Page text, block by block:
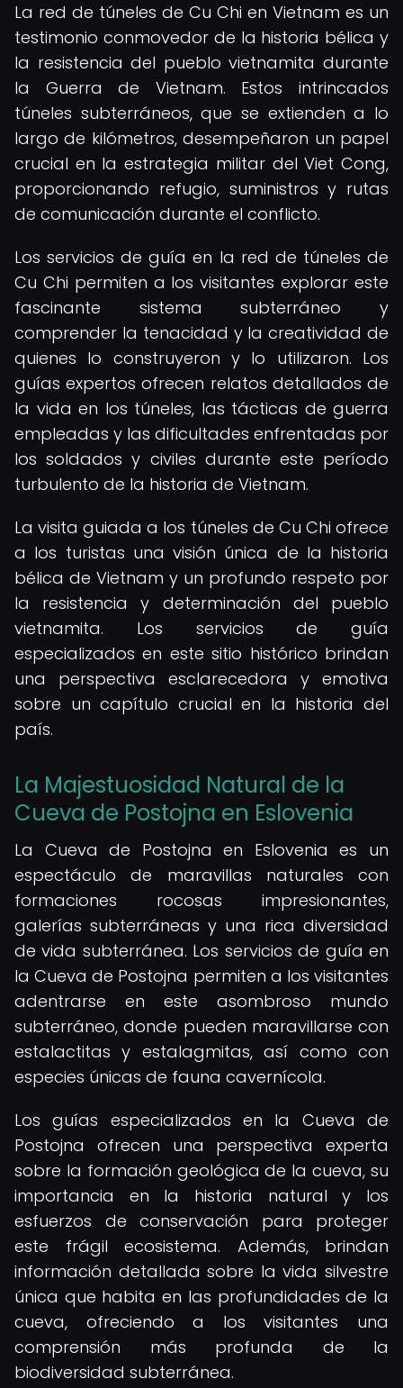
La red de túneles de Cu Chi en Vietnam es un
testimonio conmovedor de la historia bélica y
la resistencia del pueblo vietnamita durante
la Guerra de Vietnam. Estos intrincados
túneles subterráneos, que se extienden a lo
largo de kilómetros, desempeñaron un papel
crucial en la estrategia militar del Viet Cong,
proporcionando refugio, suministros y rutas
de comunicación durante el conflicto.
Los servicios de guía en la red de túneles de
Cu Chi permiten a los visitantes explorar este
fascinante sistema subterráneo y
comprender la tenacidad y la creatividad de
quienes lo construyeron y lo utilizaron. Los
guías expertos ofrecen relatos detallados de
la vida en los túneles, las tácticas de guerra
empleadas y las dificultades enfrentadas por
los soldados y civiles durante este período
turbulento de la historia de Vietnam.
La visita guiada a los túneles de Cu Chi ofrece
a los turistas una visión única de la historia
bélica de Vietnam y un profundo respeto por
la resistencia y determinación del pueblo
vietnamita. Los servicios de guía
especializados en este sitio histórico brindan
una perspectiva esclarecedora y emotiva
sobre un capítulo crucial en la historia del
país.
La Majestuosidad Natural de la
Cueva de Postojna en Eslovenia
La Cueva de Postojna en Eslovenia es un
espectáculo de maravillas naturales con
formaciones rocosas impresionantes,
galerías subterráneas y una rica diversidad
de vida subterránea. Los servicios de guía en
la Cueva de Postojna permiten a los visitantes
adentrarse en este asombroso mundo
subterráneo, donde pueden maravillarse con
estalactitas y estalagmitas, así como con
especies únicas de fauna cavernícola.
Los guías especializados en la Cueva de
Postojna ofrecen una perspectiva experta
sobre la formación geológica de la cueva, su
importancia en la historia natural y los
esfuerzos de conservación para proteger
este frágil ecosistema. Además, brindan
información detallada sobre la vida silvestre
única que habita en las profundidades de la
cueva, ofreciendo a los visitantes una
comprensión más profunda de la
biodiversidad subterránea.